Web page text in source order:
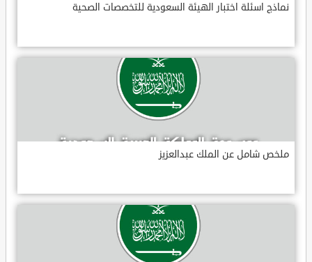
نماذج اسئلة اختبار الهيئة السعودية للتخصصات الصحية
ملخص شامل عن الملك عبدالعزيز